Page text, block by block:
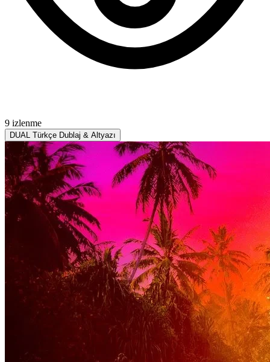
9 izlenme
DUAL Türkçe Dublaj & Altyazı